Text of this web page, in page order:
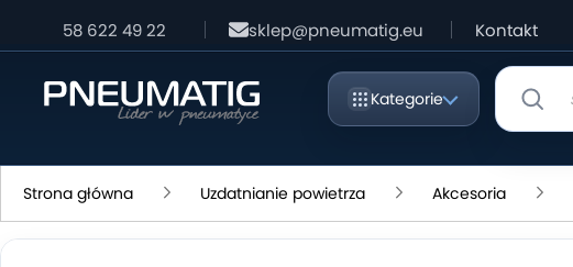
58 622 49 22 sklep@pneumatig.eu Kontakt
Kategorie
Strona główna Uzdatnianie powietrza Akcesoria